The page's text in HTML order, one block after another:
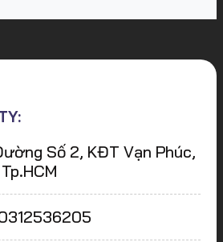
Số 2, KĐT Vạn Phúc,